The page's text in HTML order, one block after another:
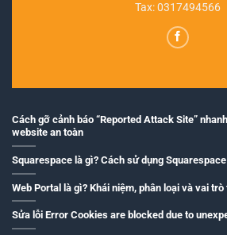
Tax: 0317494566
Cách gỡ cảnh báo “Reported Attack Site”
website an toàn
Squarespace là gì? Cách sử dụng
Web Portal là gì? Khái niệm, phân loại và vai
Sửa lỗi Error Cookies are blocked due to